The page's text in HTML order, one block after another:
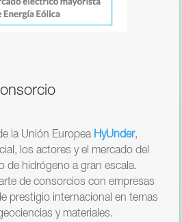
la Unión Europea HyUnder,
los actores y el mercado del
de hidrógeno a gran escala.
de consorcios con empresas
prestigio internacional en temas
y materiales.